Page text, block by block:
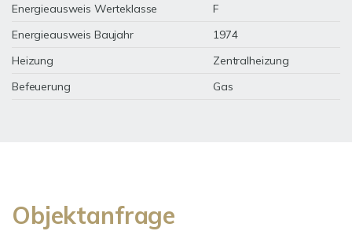
Energieausweis Werteklasse
F
Energieausweis Baujahr
1974
Heizung
Zentralheizung
Befeuerung
Gas
Objektanfrage